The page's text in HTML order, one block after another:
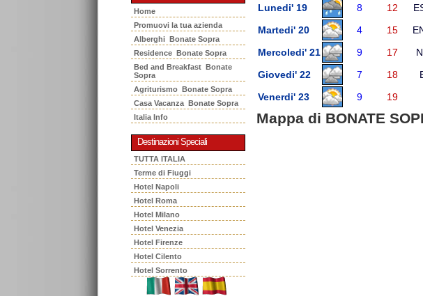
Home
Promuovi la tua azienda
Alberghi Bonate Sopra
Residence Bonate Sopra
Bed and Breakfast Bonate
Sopra
Agriturismo Bonate Sopra
Casa Vacanza Bonate Sopra
Italia Info
Destinazioni Speciali
TUTTA ITALIA
Terme di Fiuggi
Hotel Napoli
Hotel Roma
Hotel Milano
Hotel Venezia
Hotel Firenze
Hotel Cilento
Hotel Sorrento
Lunedi' 19
8 12
Martedi' 20
4 15
Mercoledi' 21
9 17
Giovedi' 22
7 18
Venerdi' 23
9 19
Mappa di BONATE